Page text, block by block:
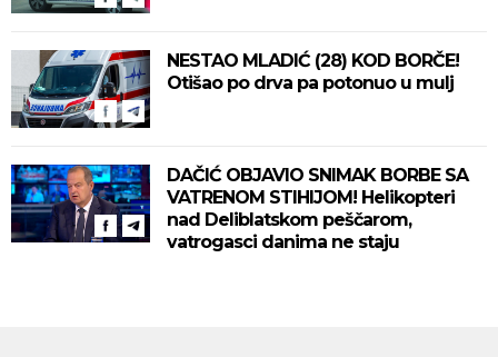
NESTAO MLADIĆ (28) KOD BORČE!
Otišao po drva pa potonuo u mulj
DAČIĆ OBJAVIO SNIMAK BORBE SA
VATRENOM STIHIJOM! Helikopteri
nad Deliblatskom peščarom,
vatrogasci danima ne staju